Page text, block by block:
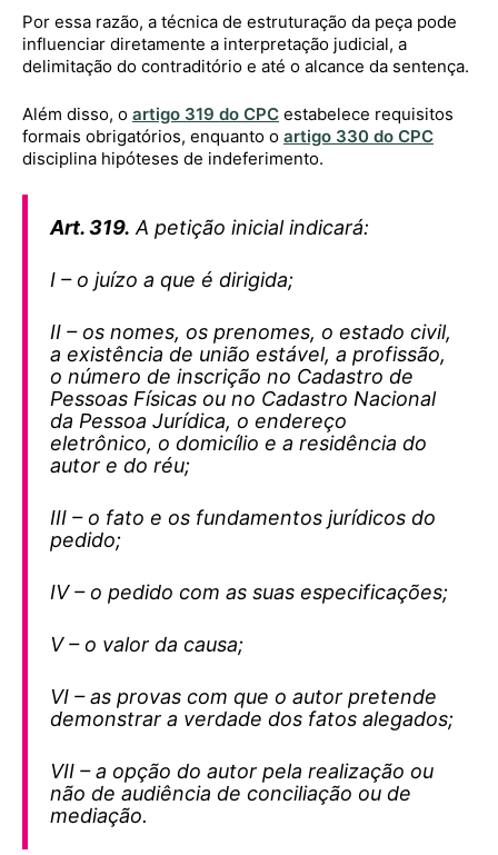
Por essa razão, a técnica de estruturação da peça pode
influenciar diretamente a interpretação judicial, a
delimitação do contraditório e até o alcance da sentença.
Além disso, o artigo 319 do CPC estabelece requisitos
formais obrigatórios, enquanto o artigo 330 do CPC
disciplina hipóteses de indeferimento.
Art. 319. A petição inicial indicará:
I – o juízo a que é dirigida;
II – os nomes, os prenomes, o estado civil,
a existência de união estável, a profissão,
o número de inscrição no Cadastro de
Pessoas Físicas ou no Cadastro Nacional
da Pessoa Jurídica, o endereço
eletrônico, o domicílio e a residência do
autor e do réu;
III – o fato e os fundamentos jurídicos do
pedido;
IV – o pedido com as suas especificações;
V – o valor da causa;
VI – as provas com que o autor pretende
demonstrar a verdade dos fatos alegados;
VII – a opção do autor pela realização ou
não de audiência de conciliação ou de
mediação.